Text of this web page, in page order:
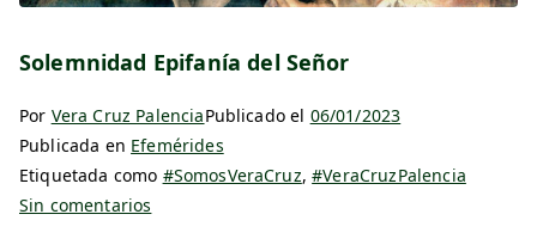
Solemnidad Epifanía del Señor
Por Vera Cruz PalenciaPublicado el 06/01/2023
Publicada en Efemérides
Etiquetada como #SomosVeraCruz,#VeraCruzPalencia
Sin comentarios